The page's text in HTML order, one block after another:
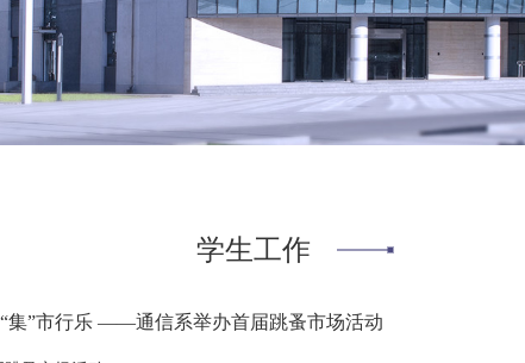
学生工作
“集”市行乐 ——通信系举办首届跳蚤市场活动